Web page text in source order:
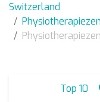
Switzerland
Top 10